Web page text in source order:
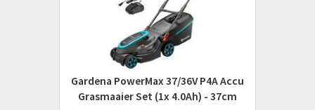
Gardena PowerMax 37/36V P4A Accu
Grasmaaier Set (1x 4.0Ah) - 37cm